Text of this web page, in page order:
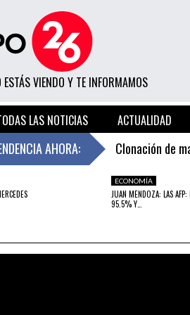
ESTÁS VIENDO Y TE INFORMAMOS
LAS NOTICIAS ACTUALIDAD
AHORA: Clonación de
Confirmado:
Científicos
Suriel Chacon:
PERMITE A AMOS
PARA SIEMPRE
EVERGREEN
CONFIRMADO: LAS PASTAS
SEGÚN ESTE ESTUDIO
ECONOMÍA
JUAN MENDOZA: LAS AFP:
95.5% Y…